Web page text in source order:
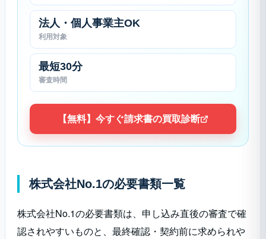
法人・個人事業主OK
利用対象
最短30分
審査時間
【無料】今すぐ請求書の買取診断
株式会社No.1の必要書類一覧
株式会社No.1の必要書類は、申し込み直後の審査で確
認されやすいものと、最終確認・契約前に求められや